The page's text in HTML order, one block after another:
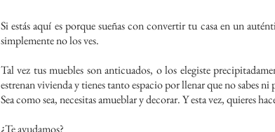
Si estás aquí es porque sueñas con convertir tu casa en un
simplemente no los ves.
Tal vez tus muebles son anticuados, o los elegiste
estrenan vivienda y tienes tanto espacio por llenar que no sabes ni
Sea como sea, necesitas amueblar y decorar. Y esta vez, quieres
¿Te ayudamos?